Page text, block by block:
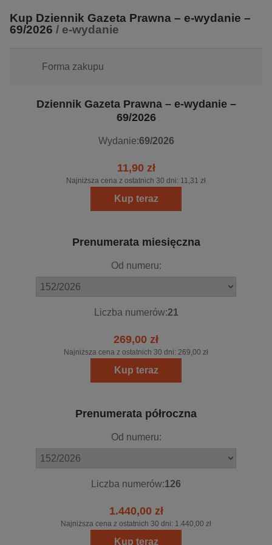
Kup Dziennik Gazeta Prawna – e-wydanie –
69/2026 / e-wydanie
Forma zakupu
Dziennik Gazeta Prawna – e-wydanie –
69/2026
Wydanie:69/2026
11,90 zł
Najniższa cena z ostatnich 30 dni: 11,31 zł
Kup teraz
Prenumerata miesięczna
Od numeru:
Liczba numerów:21
269,00 zł
Najniższa cena z ostatnich 30 dni: 269,00 zł
Kup teraz
Prenumerata półroczna
Od numeru:
Liczba numerów:126
1.440,00 zł
Najniższa cena z ostatnich 30 dni: 1.440,00 zł
Kup teraz